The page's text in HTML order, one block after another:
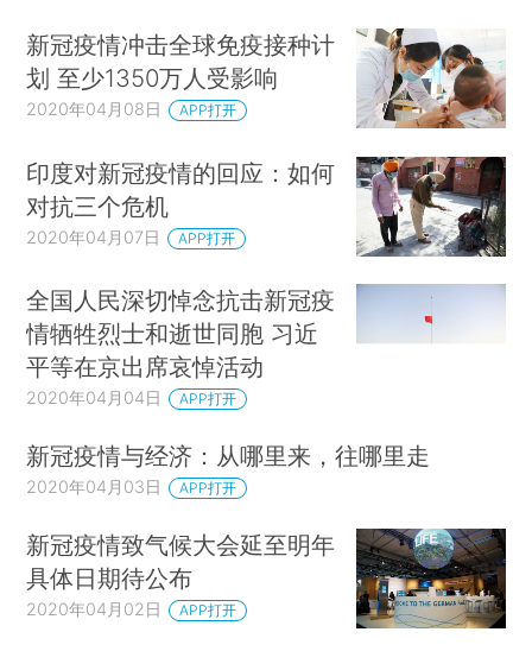
新冠疫情冲击全球免疫接种计
划 至少1350万人受影响
2020年04月08日 APP打开
印度对新冠疫情的回应：如何
对抗三个危机
2020年04月07日 APP打开
全国人民深切悼念抗击新冠疫
情牺牲烈士和逝世同胞 习近
平等在京出席哀悼活动
2020年04月04日 APP打开
新冠疫情与经济：从哪里来，往哪里走
2020年04月03日 APP打开
新冠疫情致气候大会延至明年
具体日期待公布
2020年04月02日 APP打开